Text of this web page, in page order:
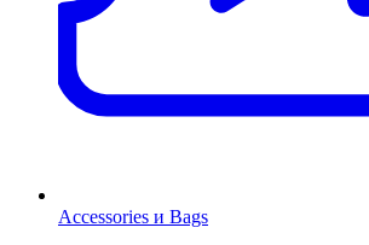
Accessories и Bags